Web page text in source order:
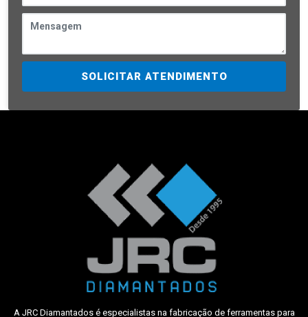
SOLICITAR ATENDIMENTO
A JRC Diamantados é especialistas na fabricação de ferramentas para